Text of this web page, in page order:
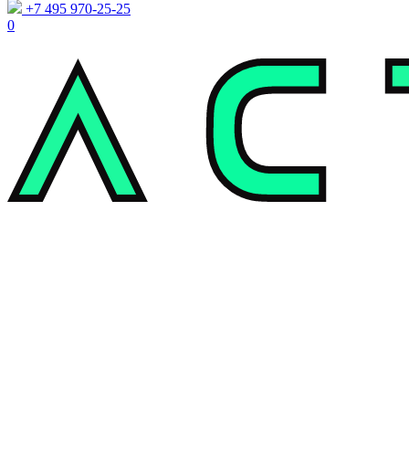
+7 495 970-25-25
0